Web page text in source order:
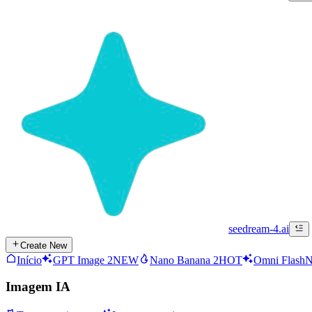
seedream-4.ai
Create New
Início GPT Image 2NEW Nano Banana 2HOT Omni Flash
Imagem IA